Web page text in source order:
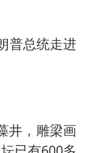
普总统走进
井，雕梁画